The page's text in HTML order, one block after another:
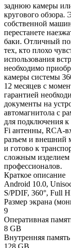
заднюю камеры
кругового
собственной
перестанете
баки. Отличный
тех, кто плохо
использования
необходимо
камеры системы
12 месяцев с
гарантией
документы на
автомагнитола с
для подключения
Fi антенны, RCA-
разъем и внешний
и готово к
сложным изделием
профессионалов.
Краткое описание
Android 10.0,
S/PDIF, 360°, Full
Размер экрана
9
Оперативная
8 GB
Внутренняя память
128 GB